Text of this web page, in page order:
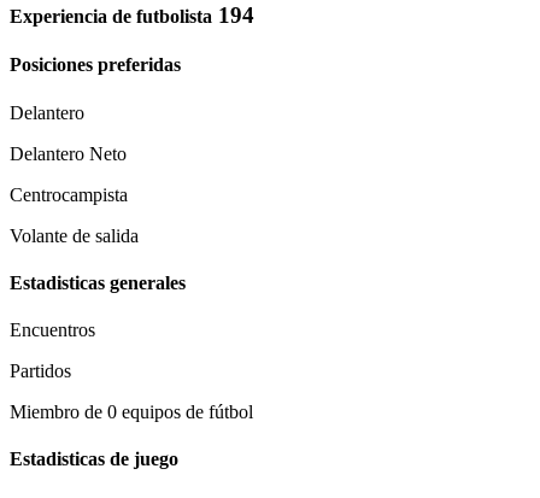
Experiencia de futbolista 194
Posiciones preferidas
Delantero
Delantero Neto
Centrocampista
Volante de salida
Estadisticas generales
Encuentros
Partidos
Miembro de 0 equipos de fútbol
Estadisticas de juego